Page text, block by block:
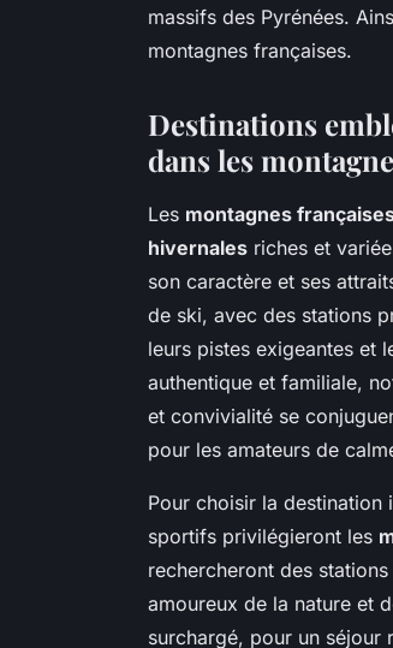
massifs des Pyrénées.
montagnes françaises.
Destinations
dans les
Les montagnes
hivernales riches et
son caractère et ses
de ski, avec des stations
leurs pistes exigeantes et
authentique et familiale,
et convivialité se
pour les amateurs de
Pour choisir la destination
sportifs privilégieront les
rechercheront des
amoureux de la nature et
surchargé, pour un séjour